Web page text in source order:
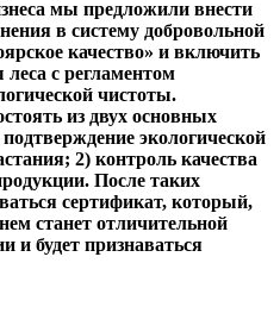
мы предложили внести
в систему добровольной
качество» и включить
с регламентом
чистоты.
из двух основных
экологической
2) контроль качества
После таких
сертификат, который,
станет отличительной
и будет признаваться